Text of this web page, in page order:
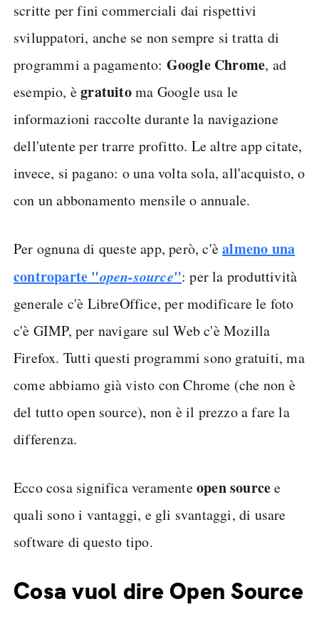
scritte per fini commerciali dai rispettivi
sviluppatori, anche se non sempre si tratta di
programmi a pagamento: Google Chrome, ad
esempio, ègratuitoma Google usa le
informazioni raccolte durante la navigazione
dell'utente per trarre profitto. Le altre app citate,
invece, si pagano: o una volta sola, all'acquisto, o
con un abbonamento mensile o annuale.
Per ognuna di queste app, però, c'èalmeno una
controparte "open-source": per la produttività
generale c'è LibreOffice, per modificare le foto
c'è GIMP, per navigare sul Web c'è Mozilla
Firefox. Tutti questi programmi sono gratuiti, ma
come abbiamo già visto con Chrome (che non è
del tutto open source), non è il prezzo a fare la
differenza.
Ecco cosa significa veramenteopen sourcee
quali sono i vantaggi, e gli svantaggi, di usare
software di questo tipo.
Cosa vuol dire Open Source